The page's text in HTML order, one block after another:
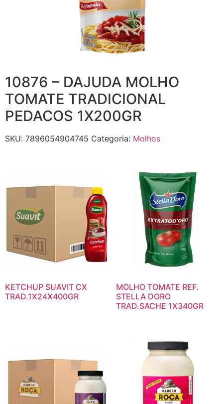
10876 – DAJUDA MOLHO
TOMATE TRADICIONAL
PEDACOS 1X200GR
SKU: 7896054904745 Categoria: Molhos
KETCHUP SUAVIT CX
TRAD.1X24X400GR
MOLHO TOMATE REF.
STELLA DORO
TRAD.SACHE 1X340GR